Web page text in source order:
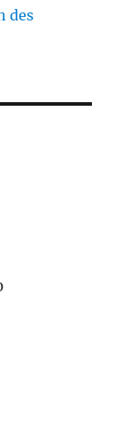
des